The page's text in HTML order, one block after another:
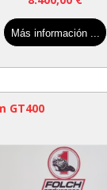
Más información ...
GT400